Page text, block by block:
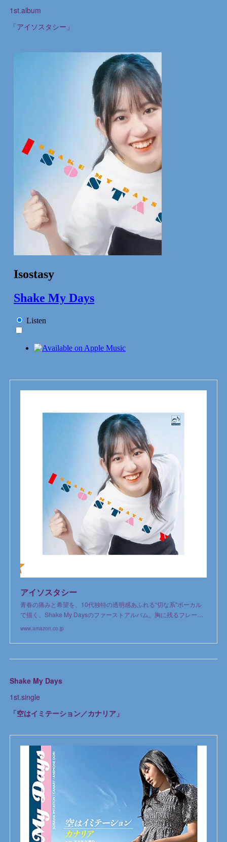
1st.album
「アイソスタシー」
アイソスタシー
青春の痛みと希望を、10代独特の透明感あふれる“切な系"ボーカル
で描く、Shake My Daysのファーストアルバム。胸に残るフレー…
www.amazon.co.jp
Shake My Days
1st.single
「空はイミテーション／カナリア」